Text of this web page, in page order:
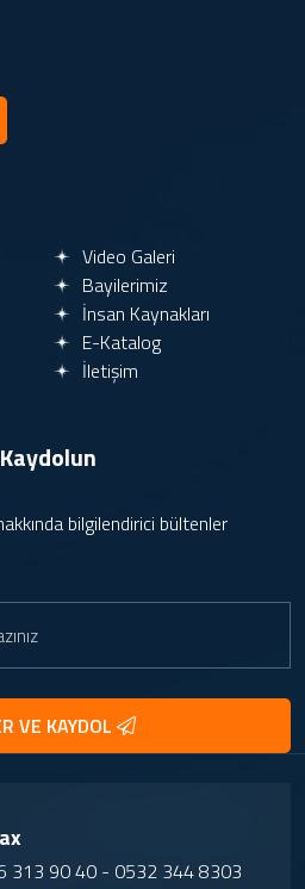
Video Galeri
Bayilerimiz
İnsan Kaynakları
E-Katalog
İletişim
Kaydolun
bilgilendirici bültenler
VE KAYDOL
313 90 40 - 0532 344 8303